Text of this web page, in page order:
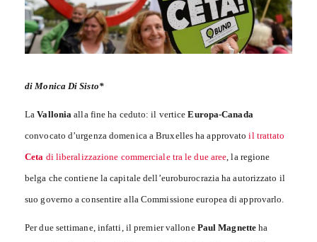
di Monica Di Sisto*
LaVallonia alla fine ha ceduto: il verticeEuropa-Canada
convocato d’urgenza domenica a Bruxelles ha approvatoil trattato
Ceta di liberalizzazione commerciale tra le due aree , la regione
belga che contiene la capitale dell’euroburocrazia ha autorizzato il
suo governo a consentire alla Commissione europea di approvarlo.
Per due settimane, infatti, il premier vallonePaul Magnette ha